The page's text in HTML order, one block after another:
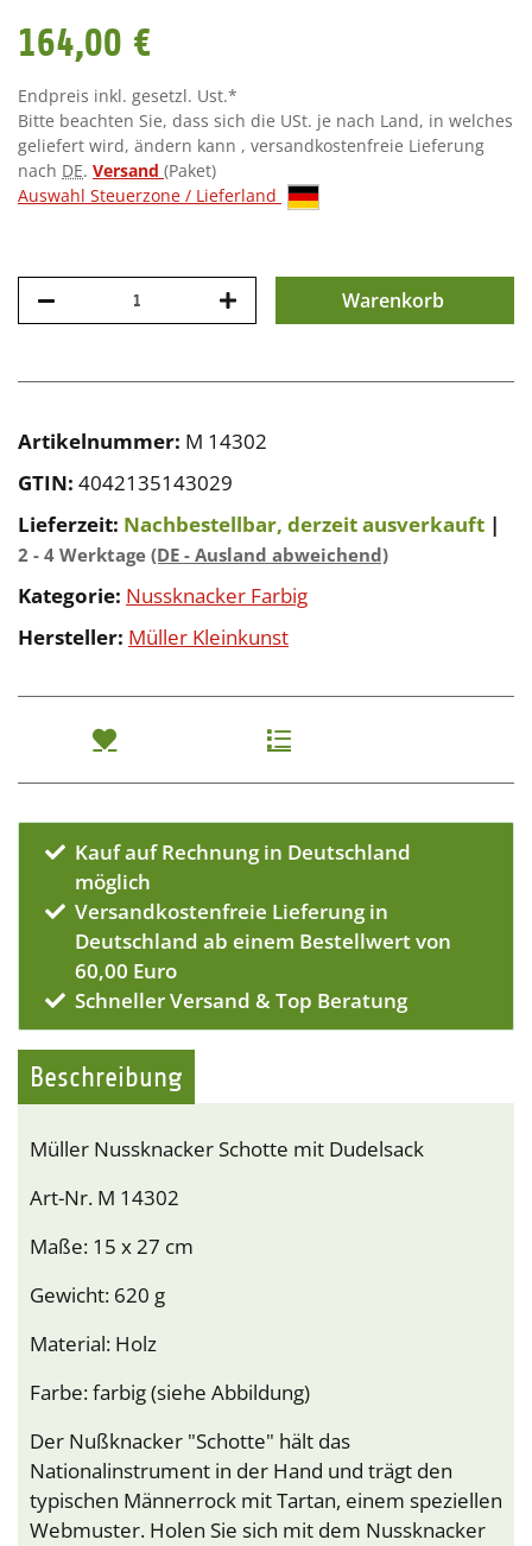
164,00 €
Endpreis inkl. gesetzl. Ust.*
Bitte beachten Sie, dass sich die USt. je nach Land, in welches
geliefert wird, ändern kann , versandkostenfreie Lieferung
nach DE. Versand (Paket)
Auswahl Steuerzone / Lieferland
Warenkorb
Artikelnummer: M 14302
GTIN: 4042135143029
Lieferzeit: Nachbestellbar, derzeit ausverkauft |
2 - 4 Werktage (DE - Ausland abweichend)
Kategorie: Nussknacker Farbig
Hersteller: Müller Kleinkunst
Kauf auf Rechnung in Deutschland
möglich
Versandkostenfreie Lieferung in
Deutschland ab einem Bestellwert von
60,00 Euro
Schneller Versand & Top Beratung
Beschreibung
Müller Nussknacker Schotte mit Dudelsack
Art-Nr. M 14302
Maße: 15 x 27 cm
Gewicht: 620 g
Material: Holz
Farbe: farbig (siehe Abbildung)
Der Nußknacker "Schotte" hält das
Nationalinstrument in der Hand und trägt den
typischen Männerrock mit Tartan, einem speziellen
Webmuster. Holen Sie sich mit dem Nussknacker